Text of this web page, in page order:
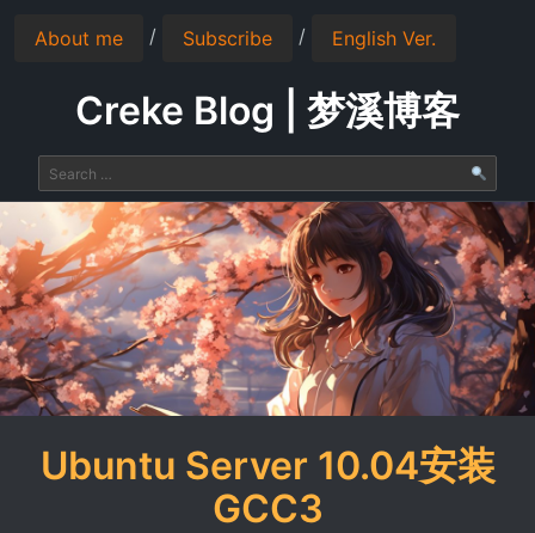
About me / Subscribe / English Ver.
Creke Blog | 梦溪博客
Ubuntu Server 10.04安装
GCC3